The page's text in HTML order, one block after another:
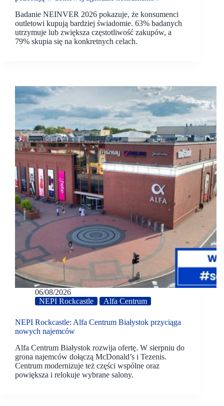
Badanie NEINVER 2026 pokazuje, że konsumenci
outletowi kupują bardziej świadomie. 63% badanych
utrzymuje lub zwiększa częstotliwość zakupów, a
79% skupia się na konkretnych celach.
06/08/2026
NEPI Rockcastle
Alfa Centrum
NEPI Rockcastle: Alfa Centrum Białystok przyciąga
nowych najemców
Alfa Centrum Białystok rozwija ofertę. W sierpniu do
grona najemców dołączą McDonald’s i Tezenis.
Centrum modernizuje też części wspólne oraz
powiększa i relokuje wybrane salony.